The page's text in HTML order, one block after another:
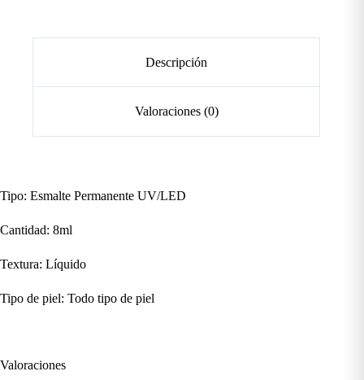
Descripción
Valoraciones (0)
Tipo: Esmalte Permanente UV/LED
Cantidad: 8ml
Textura: Líquido
Tipo de piel: Todo tipo de piel
Valoraciones